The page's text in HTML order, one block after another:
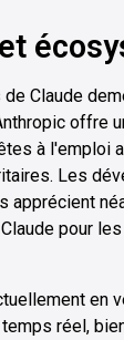
Claude
offre
à l'emploi
Les
apprécient
pour
en
réel,